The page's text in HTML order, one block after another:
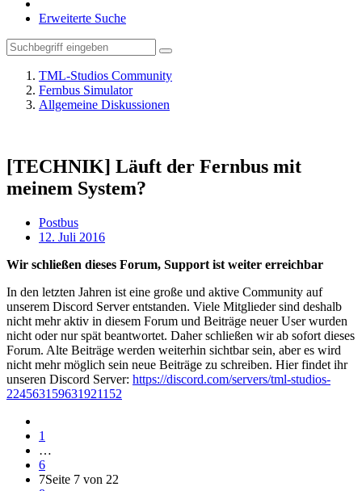
Erweiterte Suche
TML-Studios Community
Fernbus Simulator
Allgemeine Diskussionen
[TECHNIK] Läuft der Fernbus mit
meinem System?
Postbus
12. Juli 2016
Wir schließen dieses Forum, Support ist weiter erreichbar
In den letzten Jahren ist eine große und aktive Community auf
unserem Discord Server entstanden. Viele Mitglieder sind deshalb
nicht mehr aktiv in diesem Forum und Beiträge neuer User wurden
nicht oder nur spät beantwortet. Daher schließen wir ab sofort dieses
Forum. Alte Beiträge werden weiterhin sichtbar sein, aber es wird
nicht mehr möglich sein neue Beiträge zu schreiben. Hier findet ihr
unseren Discord Server: https://discord.com/servers/tml-studios-
224563159631921152
1
…
6
7Seite 7 von 22